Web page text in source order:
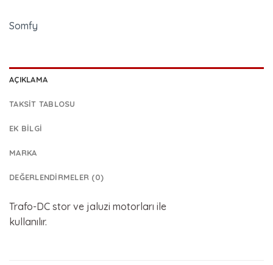
Somfy
AÇIKLAMA
TAKSIT TABLOSU
EK BILGI
MARKA
DEĞERLENDIRMELER (0)
Trafo-DC stor ve jaluzi motorları ile
kullanılır.